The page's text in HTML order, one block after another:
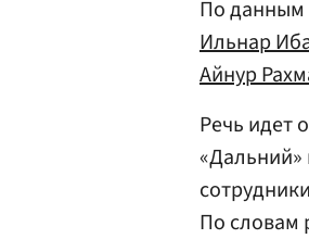
По данным
Ильнар
Айнур
Речь идет
«Дальний»
По словам